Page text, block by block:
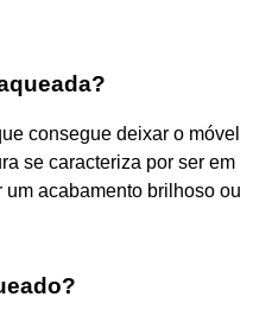
consegue deixar o móvel
se caracteriza por ser em
acabamento brilhoso ou